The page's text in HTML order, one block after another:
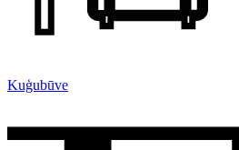
Kuģubūve